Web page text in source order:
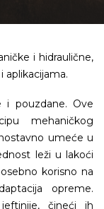
i hidraulične,
aplikacijama.
i pouzdane. Ove
mehaničkog
umeće u
leži u lakoći
korisno na
opreme.
čineći ih